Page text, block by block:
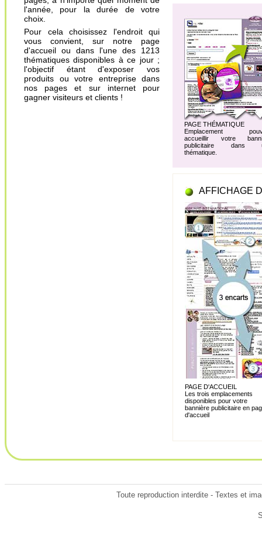
l'année, pour la durée de votre
choix.
Pour cela choisissez l'endroit qui
vous convient, sur notre page
d'accueil ou dans l'une des 1213
thématiques disponibles à ce jour ;
l'objectif étant d'exposer vos
produits ou votre entreprise dans
nos pages et sur internet pour
gagner visiteurs et clients !
PAGE THÉMATIQUE
Emplacement
accueillir votre
publicitaire dans
thématique.
AFFICHAGE
PAGE D'ACCUEIL
Les trois emplacements
disponibles pour votre
bannière publicitaire en
d'accueil
Toute reproduction interdite - Textes et